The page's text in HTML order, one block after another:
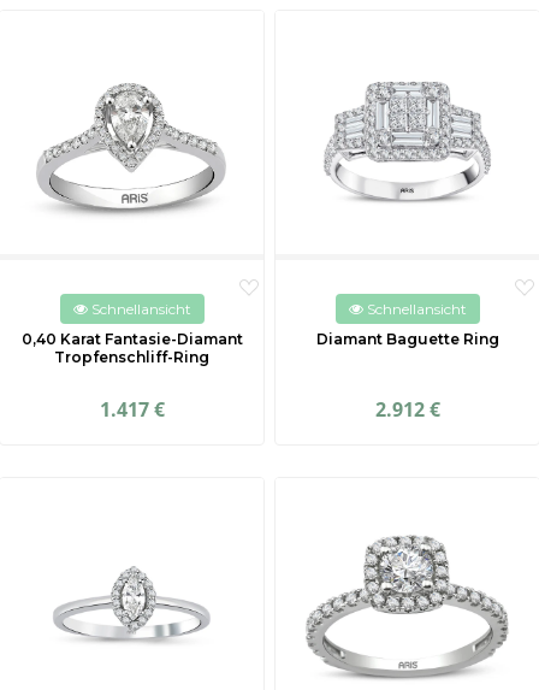
Schnellansicht
0,40 Karat Fantasie-Diamant
Tropfenschliff-Ring
1.417 €
Schnellansicht
Diamant Baguette Ring
2.912 €